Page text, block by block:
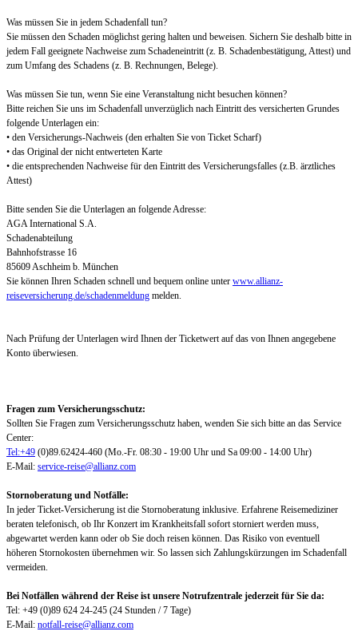
Was müssen Sie in jedem Schadenfall tun?
Sie müssen den Schaden möglichst gering halten und beweisen. Sichern Sie deshalb bitte in
jedem Fall geeignete Nachweise zum Schadeneintritt (z. B. Schadenbestätigung, Attest) und
zum Umfang des Schadens (z. B. Rechnungen, Belege).
Was müssen Sie tun, wenn Sie eine Veranstaltung nicht besuchen können?
Bitte reichen Sie uns im Schadenfall unverzüglich nach Eintritt des versicherten Grundes
folgende Unterlagen ein:
• den Versicherungs-Nachweis (den erhalten Sie von Ticket Scharf)
• das Original der nicht entwerteten Karte
• die entsprechenden Nachweise für den Eintritt des Versicherungsfalles (z.B. ärztliches
Attest)
Bitte senden Sie die Unterlagen an folgende Adresse:
AGA International S.A.
Schadenabteilung
Bahnhofstrasse 16
85609 Aschheim b. München
Sie können Ihren Schaden schnell und bequem online unter www.allianz-
reiseversicherung.de/schadenmeldung melden.
Nach Prüfung der Unterlagen wird Ihnen der Ticketwert auf das von Ihnen angegebene
Konto überwiesen.
Fragen zum Versicherungsschutz:
Sollten Sie Fragen zum Versicherungsschutz haben, wenden Sie sich bitte an das Service
Center:
Tel:+49 (0)89.62424-460 (Mo.-Fr. 08:30 - 19:00 Uhr und Sa 09:00 - 14:00 Uhr)
E-Mail: service-reise@allianz.com
Stornoberatung und Notfälle:
In jeder Ticket-Versicherung ist die Stornoberatung inklusive. Erfahrene Reisemediziner
beraten telefonisch, ob Ihr Konzert im Krankheitsfall sofort storniert werden muss,
abgewartet werden kann oder ob Sie doch reisen können. Das Risiko von eventuell
höheren Stornokosten übernehmen wir. So lassen sich Zahlungskürzungen im Schadenfall
vermeiden.
Bei Notfällen während der Reise ist unsere Notrufzentrale jederzeit für Sie da:
Tel: +49 (0)89 624 24-245 (24 Stunden / 7 Tage)
E-Mail: notfall-reise@allianz.com